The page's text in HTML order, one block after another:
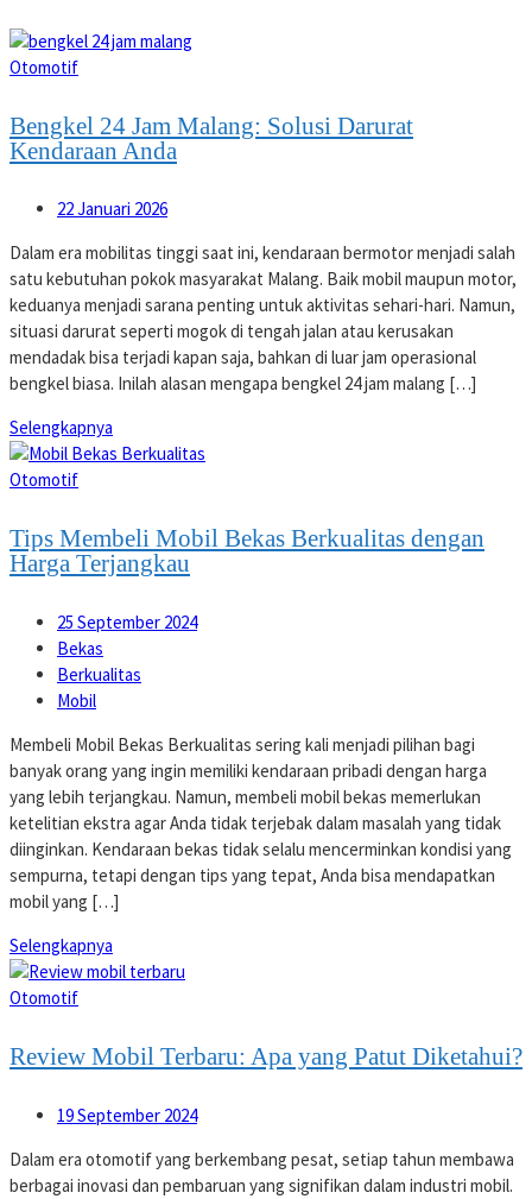
Otomotif
Bengkel 24 Jam Malang: Solusi Darurat
Kendaraan Anda
22 Januari 2026
Dalam era mobilitas tinggi saat ini, kendaraan bermotor menjadi salah
satu kebutuhan pokok masyarakat Malang. Baik mobil maupun motor,
keduanya menjadi sarana penting untuk aktivitas sehari-hari. Namun,
situasi darurat seperti mogok di tengah jalan atau kerusakan
mendadak bisa terjadi kapan saja, bahkan di luar jam operasional
bengkel biasa. Inilah alasan mengapa bengkel 24 jam malang […]
Selengkapnya
Otomotif
Tips Membeli Mobil Bekas Berkualitas dengan
Harga Terjangkau
25 September 2024
Bekas
Berkualitas
Mobil
Membeli Mobil Bekas Berkualitas sering kali menjadi pilihan bagi
banyak orang yang ingin memiliki kendaraan pribadi dengan harga
yang lebih terjangkau. Namun, membeli mobil bekas memerlukan
ketelitian ekstra agar Anda tidak terjebak dalam masalah yang tidak
diinginkan. Kendaraan bekas tidak selalu mencerminkan kondisi yang
sempurna, tetapi dengan tips yang tepat, Anda bisa mendapatkan
mobil yang […]
Selengkapnya
Otomotif
Review Mobil Terbaru: Apa yang Patut Diketahui?
19 September 2024
Dalam era otomotif yang berkembang pesat, setiap tahun membawa
berbagai inovasi dan pembaruan yang signifikan dalam industri mobil.